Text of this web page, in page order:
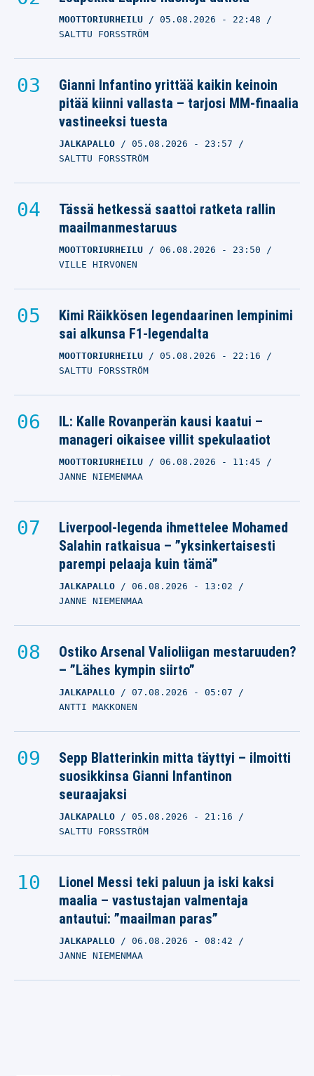
MOOTTORIURHEILU 05.08.2026 - 22:48
SALTTU FORSSTRÖM
Gianni Infantino yrittää kaikin keinoin
pitää kiinni vallasta – tarjosi MM-finaalia
vastineeksi tuesta
JALKAPALLO 05.08.2026 - 23:57
SALTTU FORSSTRÖM
Tässä hetkessä saattoi ratketa rallin
maailmanmestaruus
MOOTTORIURHEILU 06.08.2026 - 23:50
VILLE HIRVONEN
Kimi Räikkösen legendaarinen lempinimi
sai alkunsa F1-legendalta
MOOTTORIURHEILU 05.08.2026 - 22:16
SALTTU FORSSTRÖM
IL: Kalle Rovanperän kausi kaatui –
manageri oikaisee villit spekulaatiot
MOOTTORIURHEILU 06.08.2026 - 11:45
JANNE NIEMENMAA
Liverpool-legenda ihmettelee Mohamed
Salahin ratkaisua – ”yksinkertaisesti
parempi pelaaja kuin tämä”
JALKAPALLO 06.08.2026 - 13:02
JANNE NIEMENMAA
Ostiko Arsenal Valioliigan mestaruuden?
– ”Lähes kympin siirto”
JALKAPALLO 07.08.2026 - 05:07
ANTTI MAKKONEN
Sepp Blatterinkin mitta täyttyi – ilmoitti
suosikkinsa Gianni Infantinon
seuraajaksi
JALKAPALLO 05.08.2026 - 21:16
SALTTU FORSSTRÖM
Lionel Messi teki paluun ja iski kaksi
maalia – vastustajan valmentaja
antautui: ”maailman paras”
JALKAPALLO 06.08.2026 - 08:42
JANNE NIEMENMAA